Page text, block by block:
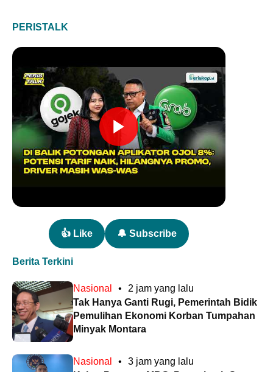
PERISTALK
👍 Like 🔔 Subscribe
Berita Terkini
Nasional •
2 jam yang lalu
Tak Hanya Ganti Rugi, Pemerintah Bidik
Pemulihan Ekonomi Korban Tumpahan
Minyak Montara
Nasional •
3 jam yang lalu